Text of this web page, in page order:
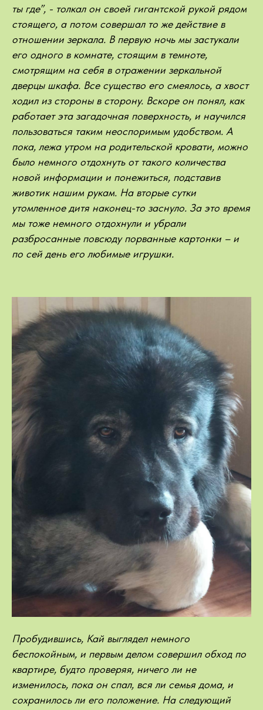
ты где”, - толкал он своей гигантской рукой рядом
стоящего, а потом совершал то же действие в
отношении зеркала. В первую ночь мы застукали
его одного в комнате, стоящим в темноте,
смотрящим на себя в отражении зеркальной
дверцы шкафа. Все существо его смеялось, а хвост
ходил из стороны в сторону. Вскоре он понял, как
работает эта загадочная поверхность, и научился
пользоваться таким неоспоримым удобством. А
пока, лежа утром на родительской кровати, можно
было немного отдохнуть от такого количества
новой информации и понежиться, подставив
животик нашим рукам. На вторые сутки
утомленное дитя наконец-то заснуло. За это время
мы тоже немного отдохнули и убрали
разбросанные повсюду порванные картонки – и
по сей день его любимые игрушки.
Пробудившись, Кай выглядел немного
беспокойным, и первым делом совершил обход по
квартире, будто проверяя, ничего ли не
изменилось, пока он спал, вся ли семья дома, и
сохранилось ли его положение. На следующий